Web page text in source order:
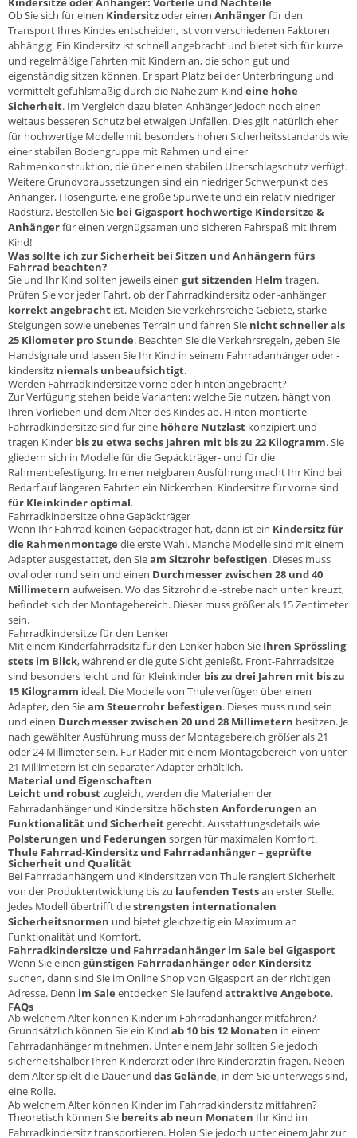
Ob Sie sich für einen Kindersitzoder einen Anhängerfür den
Transport Ihres Kindes entscheiden, ist von verschiedenen Faktoren
abhängig. Ein Kindersitz ist schnell angebracht und bietet sich für kurze
und regelmäßige Fahrten mit Kindern an, die schon gut und
eigenständig sitzen können. Er spart Platz bei der Unterbringung und
vermittelt gefühlsmäßig durch die Nähe zum Kind eine hohe
Sicherheit. Im Vergleich dazu bieten Anhänger jedoch noch einen
weitaus besseren Schutz bei etwaigen Unfällen. Dies gilt natürlich eher
für hochwertige Modelle mit besonders hohen Sicherheitsstandards wie
einer stabilen Bodengruppe mit Rahmen und einer
Rahmenkonstruktion, die über einen stabilen Überschlagschutz verfügt.
Weitere Grundvoraussetzungen sind ein niedriger Schwerpunkt des
Anhänger, Hosengurte, eine große Spurweite und ein relativ niedriger
Radsturz. Bestellen Sie bei Gigasport hochwertige Kindersitze &
Anhängerfür einen vergnügsamen und sicheren Fahrspaß mit ihrem
Kind!
Was sollte ich zur Sicherheit bei Sitzen und Anhängern fürs
Fahrrad beachten?
Sie und Ihr Kind sollten jeweils einen gut sitzenden Helm tragen.
Prüfen Sie vor jeder Fahrt, ob der Fahrradkindersitz oder -anhänger
korrekt angebracht ist. Meiden Sie verkehrsreiche Gebiete, starke
Steigungen sowie unebenes Terrain und fahren Sie nicht schneller als
25 Kilometer pro Stunde. Beachten Sie die Verkehrsregeln, geben Sie
Handsignale und lassen Sie Ihr Kind in seinem Fahrradanhänger oder -
kindersitz niemals unbeaufsichtigt.
Werden Fahrradkindersitze vorne oder hinten angebracht?
Zur Verfügung stehen beide Varianten; welche Sie nutzen, hängt von
Ihren Vorlieben und dem Alter des Kindes ab. Hinten montierte
Fahrradkindersitze sind für eine höhere Nutzlast konzipiert und
tragen Kinder bis zu etwa sechs Jahren mit bis zu 22 Kilogramm. Sie
gliedern sich in Modelle für die Gepäckträger- und für die
Rahmenbefestigung. In einer neigbaren Ausführung macht Ihr Kind bei
Bedarf auf längeren Fahrten ein Nickerchen. Kindersitze für vorne sind
für Kleinkinder optimal.
Fahrradkindersitze ohne Gepäckträger
Wenn Ihr Fahrrad keinen Gepäckträger hat, dann ist ein Kindersitz für
die Rahmenmontage die erste Wahl. Manche Modelle sind mit einem
Adapter ausgestattet, den Sieam Sitzrohr befestigen. Dieses muss
oval oder rund sein und einen Durchmesser zwischen 28 und 40
Millimetern aufweisen. Wo das Sitzrohr die -strebe nach unten kreuzt,
befindet sich der Montagebereich. Dieser muss größer als 15 Zentimeter
sein.
Fahrradkindersitze für den Lenker
Mit einem Kinderfahrradsitz für den Lenker haben Sie Ihren Sprössling
stets im Blick, während er die gute Sicht genießt. Front-Fahrradsitze
sind besonders leicht und für Kleinkinder bis zu drei Jahren mit bis zu
15 Kilogramm ideal. Die Modelle von Thule verfügen über einen
Adapter, den Sieam Steuerrohr befestigen. Dieses muss rund sein
und einen Durchmesser zwischen 20 und 28 Millimetern besitzen. Je
nach gewählter Ausführung muss der Montagebereich größer als 21
oder 24 Millimeter sein. Für Räder mit einem Montagebereich von unter
21 Millimetern ist ein separater Adapter erhältlich.
Material und Eigenschaften
Leicht und robustzugleich, werden die Materialien der
Fahrradanhänger und Kindersitze höchsten Anforderungen an
Funktionalität und Sicherheit gerecht. Ausstattungsdetails wie
Polsterungen und Federungen sorgen für maximalen Komfort.
Thule Fahrrad-Kindersitz und Fahrradanhänger – geprüfte
Sicherheit und Qualität
Bei Fahrradanhängern und Kindersitzen von Thule rangiert Sicherheit
von der Produktentwicklung bis zu laufenden Testsan erster Stelle.
Jedes Modell übertrifft diestrengsten internationalen
Sicherheitsnormen und bietet gleichzeitig ein Maximum an
Funktionalität und Komfort.
Fahrradkindersitze und Fahrradanhänger im Sale bei Gigasport
Wenn Sie einen günstigen Fahrradanhänger oder Kindersitz
suchen, dann sind Sie im Online Shop von Gigasport an der richtigen
Adresse. Denn im Sale entdecken Sie laufend attraktive Angebote.
FAQs
Ab welchem Alter können Kinder im Fahrradanhänger mitfahren?
Grundsätzlich können Sie ein Kind ab 10 bis 12 Monaten in einem
Fahrradanhänger mitnehmen. Unter einem Jahr sollten Sie jedoch
sicherheitshalber Ihren Kinderarzt oder Ihre Kinderärztin fragen. Neben
dem Alter spielt die Dauer und das Gelände, in dem Sie unterwegs sind,
eine Rolle.
Ab welchem Alter können Kinder im Fahrradkindersitz mitfahren?
Theoretisch können Sie bereits ab neun Monaten Ihr Kind im
Fahrradkindersitz transportieren. Holen Sie jedoch unter einem Jahr zur